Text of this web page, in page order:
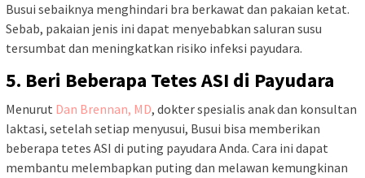
Busui sebaiknya menghindari bra berkawat dan pakaian ketat.
Sebab, pakaian jenis ini dapat menyebabkan saluran susu
tersumbat dan meningkatkan risiko infeksi payudara.
5. Beri Beberapa Tetes ASI di Payudara
Menurut Dan Brennan, MD, dokter spesialis anak dan konsultan
laktasi, setelah setiap menyusui, Busui bisa memberikan
beberapa tetes ASI di puting payudara Anda. Cara ini dapat
membantu melembapkan puting dan melawan kemungkinan